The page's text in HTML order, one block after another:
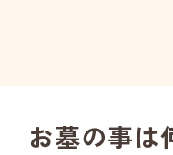
お墓の事は